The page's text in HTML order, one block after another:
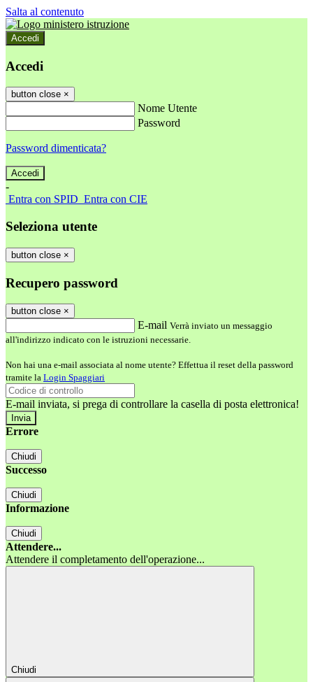
Salta al contenuto
Accedi
Accedi
button close ×
Nome Utente
Password
Password dimenticata?
-
Entra con SPID Entra con CIE
Seleziona utente
button close ×
Recupero password
button close ×
E-mail Verrà inviato un messaggio
all'indirizzo indicato con le istruzioni necessarie.
Non hai una e-mail associata al nome utente? Effettua il reset della password
tramite la Login Spaggiari
E-mail inviata, si prega di controllare la casella di posta elettronica!
Errore
Chiudi
Successo
Chiudi
Informazione
Chiudi
Attendere...
Attendere il completamento dell'operazione...
Chiudi